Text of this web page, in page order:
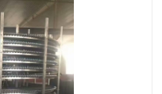
食品烘干机
输送机